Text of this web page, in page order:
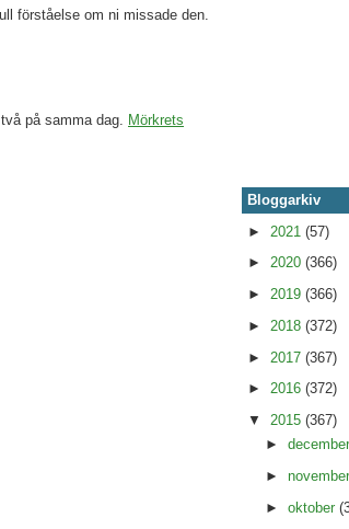
förståelse om ni missade den.
på samma dag. Mörkrets
Bloggarkiv
► 2021 (57)
► 2020 (366)
► 2019 (366)
► 2018 (372)
► 2017 (367)
► 2016 (372)
▼ 2015 (367)
► december
► november
► oktober